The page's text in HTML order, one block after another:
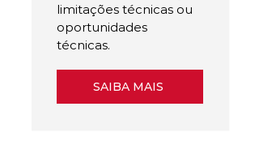
limitações técnicas ou
oportunidades
técnicas.
SAIBA MAIS